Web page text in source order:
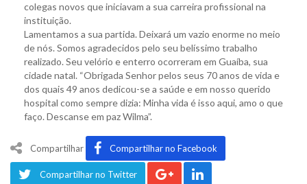
colegas novos que iniciavam a sua carreira profissional na
instituição.
Lamentamos a sua partida. Deixará um vazio enorme no meio
de nós. Somos agradecidos pelo seu belíssimo trabalho
realizado. Seu velório e enterro ocorreram em Guaíba, sua
cidade natal. “Obrigada Senhor pelos seus 70 anos de vida e
dos quais 49 anos dedicou-se a saúde e em nosso querido
hospital como sempre dizia: Minha vida é isso aqui, amo o que
faço. Descanse em paz Wilma”.
Compartilhar Compartilhar no Facebook
Compartilhar no Twitter